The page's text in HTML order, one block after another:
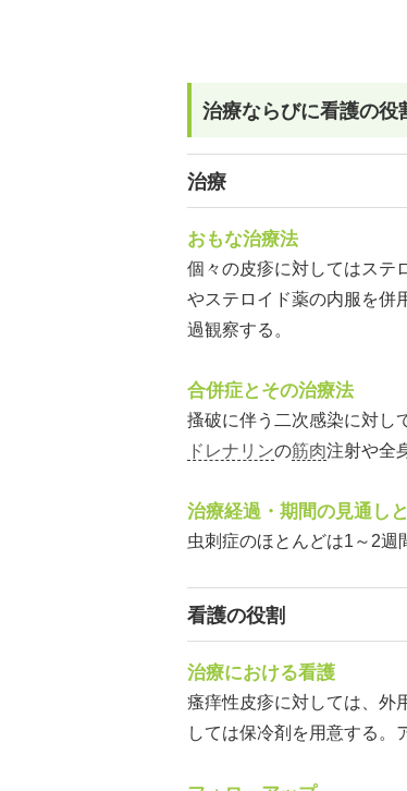
治療ならびに看護の役
治療
おもな治療法
個々の皮疹に対してはステ
やステロイド薬の内服を併
過観察する。
合併症とその治療法
搔破に伴う二次感染に対し
ドレナリンの筋肉注射や全
治療経過・期間の見通し
虫刺症のほとんどは1～2週
看護の役割
治療における看護
瘙痒性皮疹に対しては、外
しては保冷剤を用意する。